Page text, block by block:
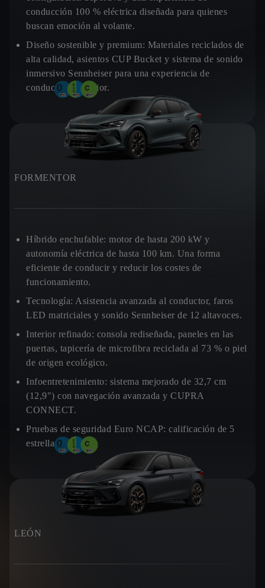
conducción 100 % eléctrica diseñada para quienes
buscan emoción al volante.
Diseño sostenible y premium: Materiales reciclados de
alta calidad, asientos CUP Bucket y sistema de sonido
inmersivo Sennheiser para una experiencia de
conducción superior.
FORMENTOR
Híbrido enchufable: motor de hasta 200 kW y
autonomía eléctrica de hasta 100 km. Una forma
eficiente de conducir y reducir los costes de
funcionamiento.
Tecnología: Asistencia avanzada al conductor, faros
LED matriciales y sonido Sennheiser de 12 altavoces.
Interior refinado: consola rediseñada, paneles en las
puertas, tapicería de microfibra reciclada al 73 % o piel
de origen ecológico.
Infoentretenimiento: sistema mejorado de 32,7 cm
(12,9") con navegación avanzada y CUPRA
CONNECT.
Pruebas de seguridad Euro NCAP: calificación de 5
estrellas.
LEÓN